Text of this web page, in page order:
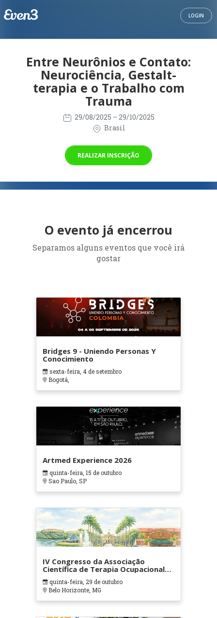
LOGIN
Entre Neurônios e Contato:
Neurociência, Gestalt-
terapia e o Trabalho com
Trauma
29/08/2025 – 29/10/2025
Brasil
REALIZAR INSCRIÇÃO
O evento já encerrou
Separamos alguns eventos que você irá
gostar
Bridges 9 - Uniendo Personas Y
Conocimiento
sexta-feira, 4 de setembro
Bogotá,
Artmed Experience 2026
quinta-feira, 15 de outubro
Sao Paulo, SP
IV Congresso da Associação
Científica de Terapia Ocupacional
em Contextos Hospitalares e
Cuidados Paliativos - ATOHOSP
quinta-feira, 29 de outubro
Belo Horizonte, MG